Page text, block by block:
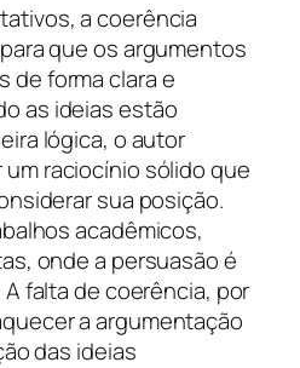
a coerência
que os argumentos
de forma clara e
as ideias estão
lógica, o autor
raciocínio sólido que
sua posição.
acadêmicos,
onde a persuasão é
falta de coerência, por
a argumentação
das ideias